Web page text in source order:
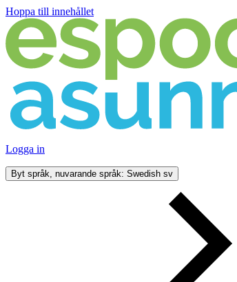
Hoppa till innehållet
Logga in
Byt språk, nuvarande språk: Swedish sv